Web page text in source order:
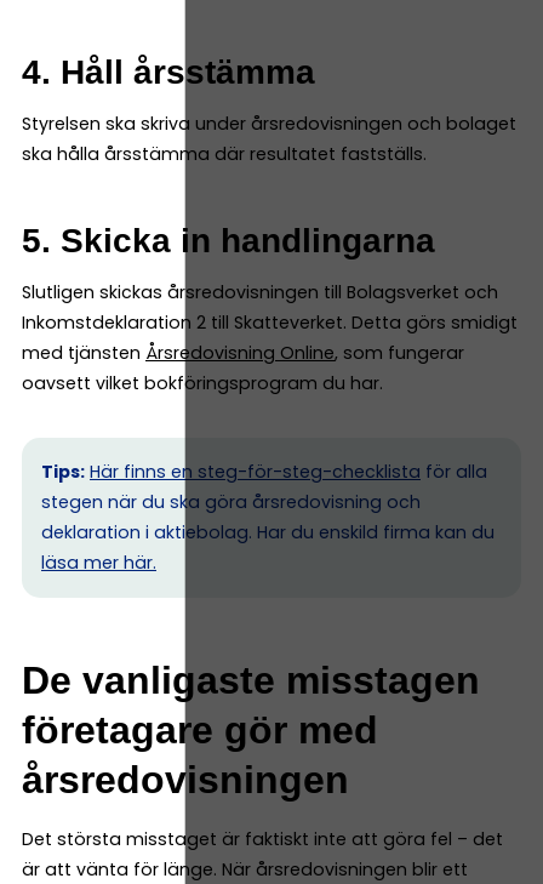
4. Håll årsstämma
Styrelsen ska skriva under årsredovisningen och bolaget
ska hålla årsstämma där resultatet fastställs.
5. Skicka in handlingarna
Slutligen skickas årsredovisningen till Bolagsverket och
Inkomstdeklaration 2 till Skatteverket. Detta görs smidigt
med tjänsten Årsredovisning Online, som fungerar
oavsett vilket bokföringsprogram du har.
Tips: Här finns en steg-för-steg-checklista för alla
stegen när du ska göra årsredovisning och
deklaration i aktiebolag. Har du enskild firma kan du
läsa mer här.
De vanligaste misstagen
företagare gör med
årsredovisningen
Det största misstaget är faktiskt inte att göra fel – det
är att vänta för länge. När årsredovisningen blir ett